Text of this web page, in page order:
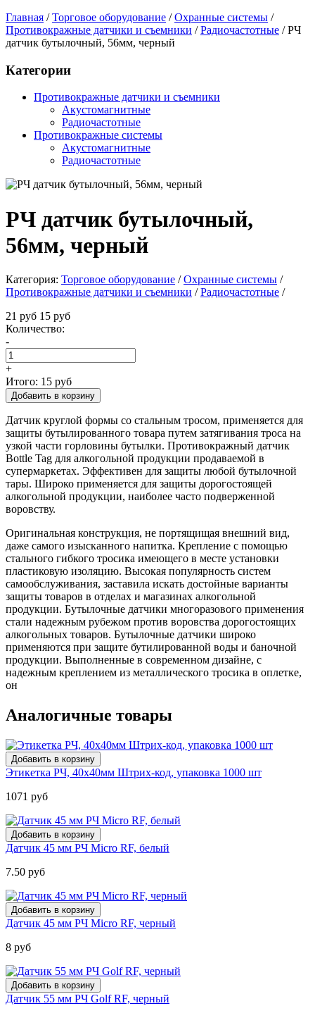
Главная / Торговое оборудование / Охранные системы /
Противокражные датчики и съемники / Радиочастотные / РЧ
датчик бутылочный, 56мм, черный
Категории
Противокражные датчики и съемники
Акустомагнитные
Радиочастотные
Противокражные системы
Акустомагнитные
Радиочастотные
РЧ датчик бутылочный,
56мм, черный
Категория: Торговое оборудование / Охранные системы /
Противокражные датчики и съемники / Радиочастотные /
21 руб 15 руб
Количество:
-
+
Итого: 15 руб
Датчик круглой формы со стальным тросом, применяется для
защиты бутылированного товара путем затягивания троса на
узкой части горловины бутылки. Противокражный датчик
Bottle Tag для алкогольной продукции продаваемой в
супермаркетах. Эффективен для защиты любой бутылочной
тары. Широко применяется для защиты дорогостоящей
алкогольной продукции, наиболее часто подверженной
воровству.
Оригинальная конструкция, не портящищая внешний вид,
даже самого изысканного напитка. Крепление с помощью
стального гибкого тросика имеющего в месте установки
пластиковую изоляцию. Высокая популярность систем
самообслуживания, заставила искать достойные варианты
защиты товаров в отделах и магазинах алкогольной
продукции. Бутылочные датчики многоразового применения
стали надежным рубежом против воровства дорогостоящих
алкогольных товаров. Бутылочные датчики широко
применяются при защите бутилированной воды и баночной
продукции. Выполненные в современном дизайне, с
надежным креплением из металлического тросика в оплетке,
он
Аналогичные товары
Этикетка РЧ, 40х40мм Штрих-код, упаковка 1000 шт
1071 руб
Датчик 45 мм РЧ Micro RF, белый
7.50 руб
Датчик 45 мм РЧ Micro RF, черный
8 руб
Датчик 55 мм РЧ Golf RF, черный